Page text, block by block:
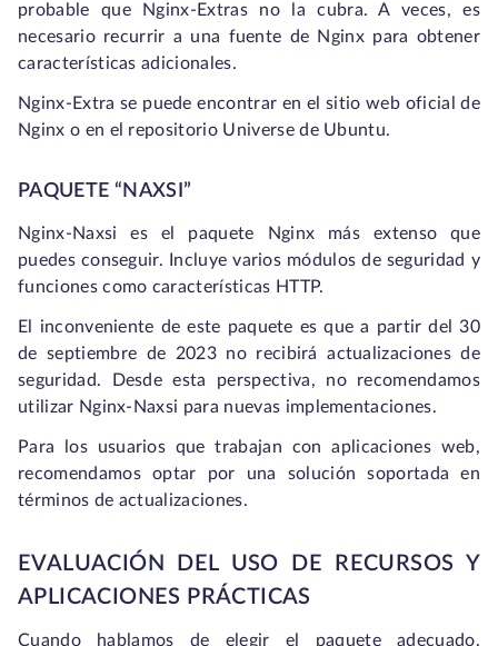
probable que Nginx-Extras no la cubra. A veces, es
necesario recurrir a una fuente de Nginx para obtener
características adicionales.
Nginx-Extra se puede encontrar en el sitio web oficial de
Nginx o en el repositorio Universe de Ubuntu.
PAQUETE “NAXSI”
Nginx-Naxsi es el paquete Nginx más extenso que
puedes conseguir. Incluye varios módulos de seguridad y
funciones como características HTTP.
El inconveniente de este paquete es que a partir del 30
de septiembre de 2023 no recibirá actualizaciones de
seguridad. Desde esta perspectiva, no recomendamos
utilizar Nginx-Naxsi para nuevas implementaciones.
Para los usuarios que trabajan con aplicaciones web,
recomendamos optar por una solución soportada en
términos de actualizaciones.
EVALUACIÓN DEL USO DE RECURSOS Y
APLICACIONES PRÁCTICAS
Cuando hablamos de elegir el paquete adecuado,